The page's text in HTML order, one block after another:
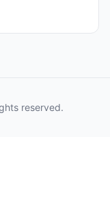
reserved.